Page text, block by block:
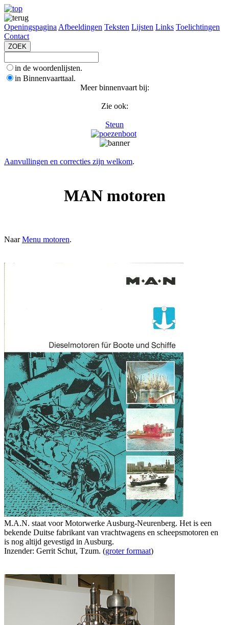
Openingspagina Afbeeldingen Teksten Lijsten Links Toelichtingen
Contact
in de woordenlijsten.
in Binnenvaarttaal.
Meer binnenvaart bij:
Zie ook:
Steun
Aanvullingen en correcties zijn welkom.
MAN motoren
NaarMenu motoren.
M.A.N. staat voor Motorwerke Ausburg-Neurenberg. Het is een
bekende Duitse fabrikant van vrachtwagens en scheepsmotoren en
is nog altijd gevestigd in Ausburg.
Inzender: Gerrit Schut, Tzum. (groter formaat)